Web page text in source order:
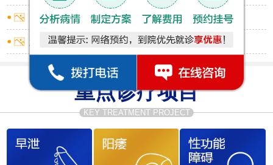
尿道炎出血怎么回事
怎么判断是否包皮过长
重点诊疗项目
KEY TREATMENT PROJECT